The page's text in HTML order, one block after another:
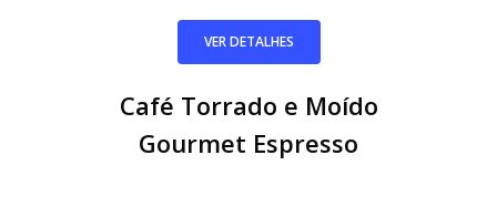
VER DETALHES
Café Torrado e Moído
Gourmet Espresso